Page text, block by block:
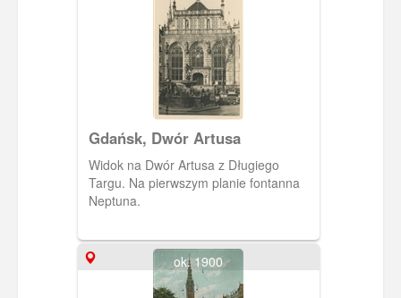
Gdańsk, Dwór Artusa
Widok na Dwór Artusa z Długiego
Targu. Na pierwszym planie fontanna
Neptuna.
ok. 1900